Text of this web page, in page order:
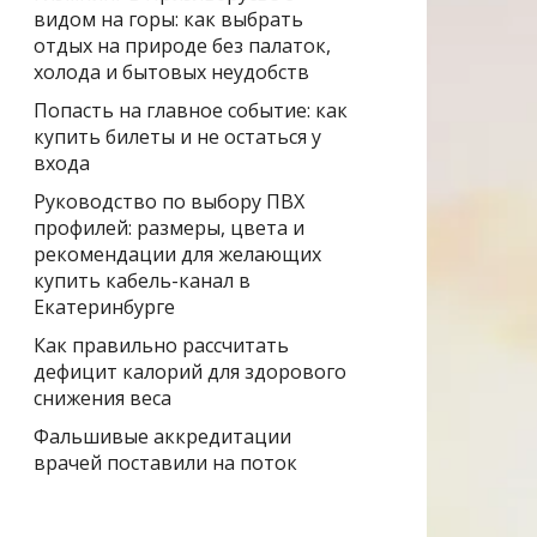
видом на горы: как выбрать
отдых на природе без палаток,
холода и бытовых неудобств
Попасть на главное событие: как
купить билеты и не остаться у
входа
Руководство по выбору ПВХ
профилей: размеры, цвета и
рекомендации для желающих
купить кабель-канал в
Екатеринбурге
Как правильно рассчитать
дефицит калорий для здорового
снижения веса
Фальшивые аккредитации
врачей поставили на поток